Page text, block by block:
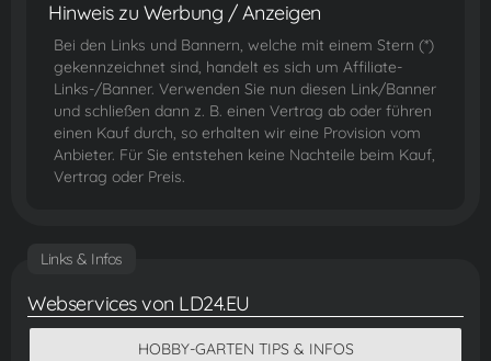
Hinweis zu Werbung / Anzeigen
Bei den Links und Bannern, welche mit einem Stern (*)
gekennzeichnet sind, handelt es sich um Affiliate-
Links-/Banner. Verwenden Sie nun diesen Link/Banner
und schließen dann z. B. einen Vertrag ab oder führen
einen Kauf durch, so erhalten wir eine Provision vom
Anbieter. Für Sie entstehen keine Nachteile beim Kauf,
Vertrag oder Preis.
Links & Infos
Webservices von LD24.EU
HOBBY-GARTEN TIPS & INFOS